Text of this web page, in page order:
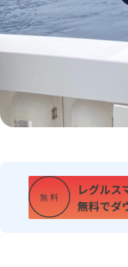
無 料
レグルス
無料でダ